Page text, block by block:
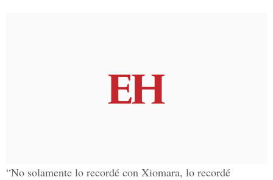
“No solamente lo recordé con Xiomara, lo recordé